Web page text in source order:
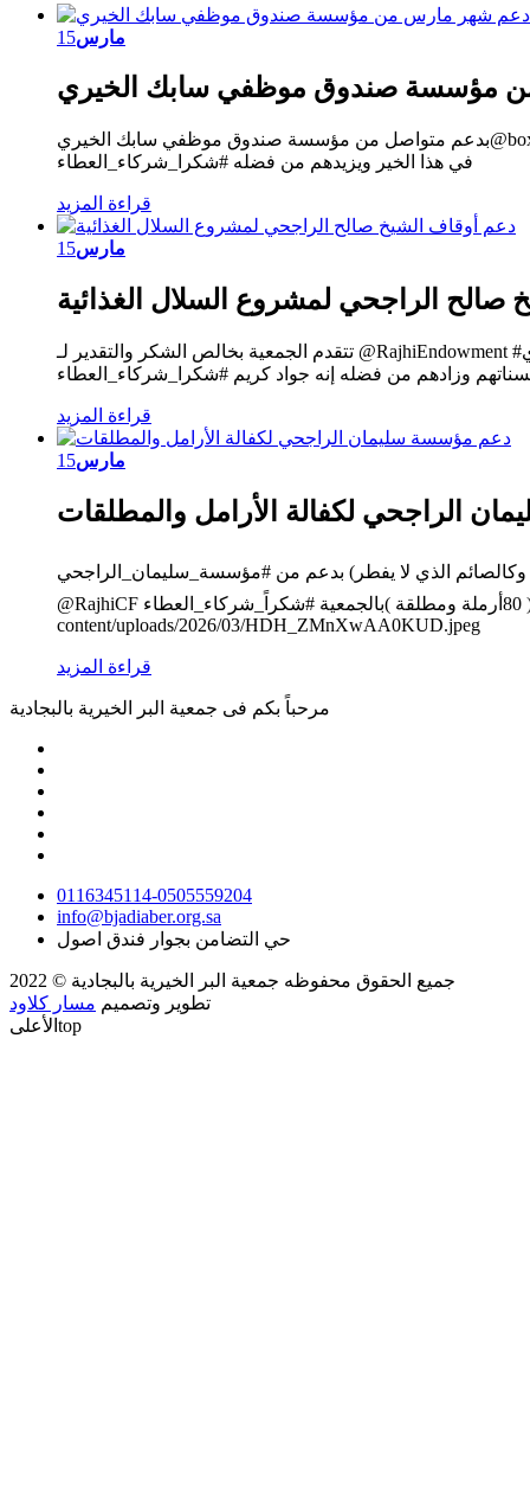
15مارس
مؤسسة صندوق موظفي سابك الخيري
بدعم متواصل من مؤسسة صندوق موظفي سابك الخيري@box_berr تم توزيع 50 سلة غذائية للأسر المحتاجة (حملة شهر مارس) نسأل الله أن يجعلها في ميزان حسنات كل من سعى
في هذا الخير ويزيدهم من فضله #شكرا_شركاء_العطاء
قراءة المزيد
15مارس
صالح الراجحي لمشروع السلال الغذائية
تتقدم الجمعية بخالص الشكر والتقدير لـ @RajhiEndowment #أوقاف_الشيخ_صالح_الراجحي على دعمهم لبرنامج السلال الغذائية بعدد 174 سلة غذائية وتمور تم توزيعها على مستفيدي
وزادهم من فضله إنه جواد كريم #شكرا_شركاء_العطاء
قراءة المزيد
15مارس
الراجحي لكفالة الأرامل والمطلقات
وكالصائم الذي لا يفطر) بدعم من #مؤسسة_سليمان_الراجحي
@RajhiCF تم بحمد الله تنفيذ مشروع كفالة الأرامل والمطلقات ( 80أرملة ومطلقة )بالجمعية #شكراً_شركاء_العطاء https://bjadiaber.org.sa/wp-
content/uploads/2026/03/HDH_ZMnXwAA0KUD.jpeg
قراءة المزيد
مرحباً بكم فى جمعية البر الخيرية بالبجادية
0116345114-0505559204
info@bjadiaber.org.sa
حي التضامن بجوار فندق اصول
جميع الحقوق محفوظه جمعية البر الخيرية بالبجادية © 2022
تطوير وتصميم مسار كلاود
الأعلى top